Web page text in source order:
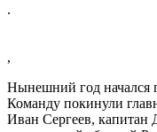
.
,
Нынешний год начался
Команду покинули
Иван Сергеев, капитан